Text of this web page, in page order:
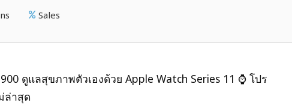
Sales
ดูแลสุขภาพตัวเองด้วย Apple Watch Series 11 ⌚️ โปร
ล่าสุด